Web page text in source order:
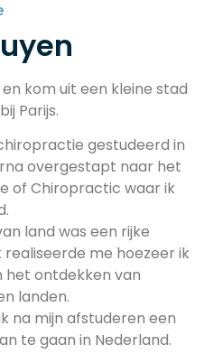
en kom uit een kleine stad
Parijs.
gestudeerd in
overgestapt naar het
of Chiropractic waar ik
land was een rijke
me hoezeer ik
het ontdekken van
landen.
na mijn afstuderen een
te gaan in Nederland.